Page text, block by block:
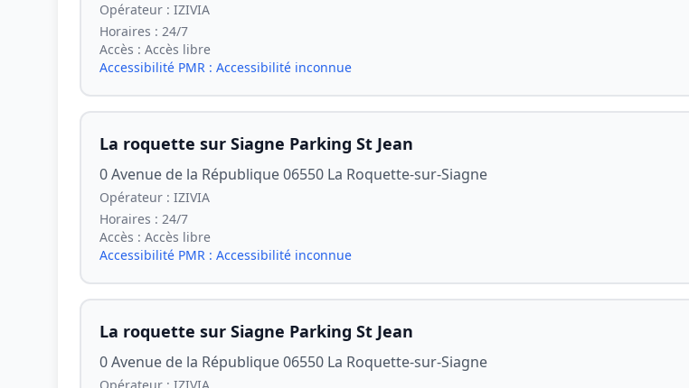
Opérateur : IZIVIA
Horaires : 24/7
Accès : Accès libre
Accessibilité PMR : Accessibilité inconnue
La roquette sur Siagne Parking St Jean
0 Avenue de la République 06550 La Roquette-sur-Siagne
Opérateur : IZIVIA
Horaires : 24/7
Accès : Accès libre
Accessibilité PMR : Accessibilité inconnue
La roquette sur Siagne Parking St Jean
0 Avenue de la République 06550 La Roquette-sur-Siagne